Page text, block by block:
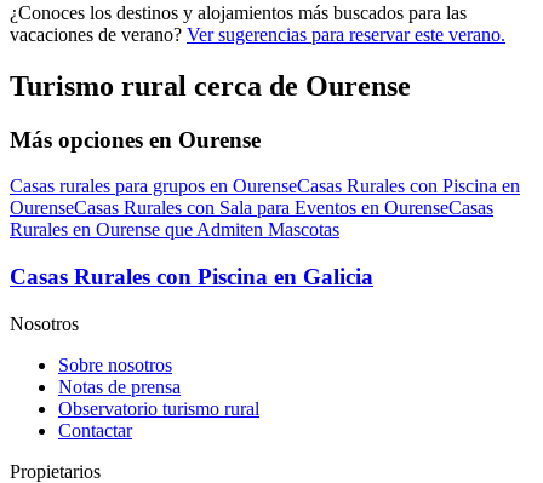
¿Conoces los destinos y alojamientos más buscados para las
vacaciones de verano? Ver sugerencias para reservar este verano.
Turismo rural cerca de Ourense
Más opciones en Ourense
Casas rurales para grupos en OurenseCasas Rurales con Piscina en
OurenseCasas Rurales con Sala para Eventos en OurenseCasas
Rurales en Ourense que Admiten Mascotas
Casas Rurales con Piscina en Galicia
Nosotros
Sobre nosotros
Notas de prensa
Observatorio turismo rural
Contactar
Propietarios